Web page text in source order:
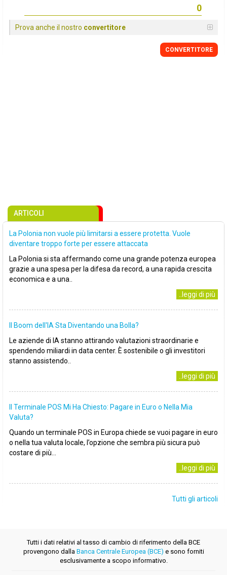
Prova anche il nostro convertitore
CONVERTITORE
ARTICOLI
La Polonia non vuole più limitarsi a essere protetta. Vuole
diventare troppo forte per essere attaccata
La Polonia si sta affermando come una grande potenza europea
grazie a una spesa per la difesa da record, a una rapida crescita
economica e a una..
..leggi di più
Il Boom dell'IA Sta Diventando una Bolla?
Le aziende di IA stanno attirando valutazioni straordinarie e
spendendo miliardi in data center. È sostenibile o gli investitori
stanno assistendo..
..leggi di più
Il Terminale POS Mi Ha Chiesto: Pagare in Euro o Nella Mia
Valuta?
Quando un terminale POS in Europa chiede se vuoi pagare in euro
o nella tua valuta locale, l’opzione che sembra più sicura può
costare di più...
..leggi di più
Tutti gli articoli
Tutti i dati relativi al tasso di cambio di riferimento della BCE
provengono dalla Banca Centrale Europea (BCE) e sono forniti
esclusivamente a scopo informativo.